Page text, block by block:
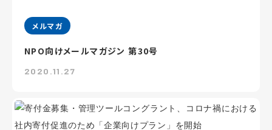
メルマガ
NPO向けメールマガジン 第30号
2020.11.27